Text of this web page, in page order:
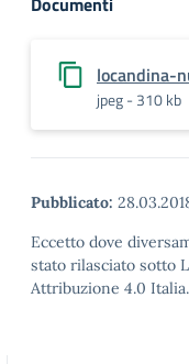
locandina-
jpeg - 310 kb
Pubblicato:
Eccetto dove
stato rilasciato sotto
Attribuzione 4.0 Italia.